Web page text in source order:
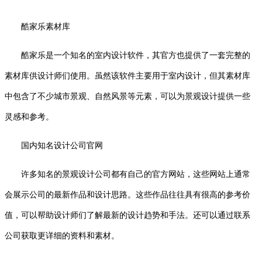
酷家乐素材库
酷家乐是一个知名的室内设计软件，其官方也提供了一套完整的
素材库供设计师们使用。虽然该软件主要用于室内设计，但其素材库
中包含了不少城市景观、自然风景等元素，可以为景观设计提供一些
灵感和参考。
国内知名设计公司官网
许多知名的景观设计公司都有自己的官方网站，这些网站上通常
会展示公司的最新作品和设计思路。这些作品往往具有很高的参考价
值，可以帮助设计师们了解最新的设计趋势和手法。还可以通过联系
公司获取更详细的资料和素材。